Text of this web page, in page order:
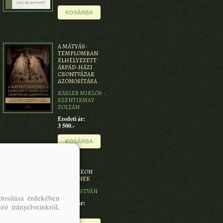
KOSÁRBA
A MÁTYÁS-
TEMPLOMBAN
ELHELYEZETT
ÁRPÁD-HÁZI
CSONTVÁZAK
AZONOSÍTÁSA
KÁSLER MIKLÓS -
SZENTIRMAY
ZOLTÁN
Eredeti ár:
3 500.-
KOSÁRBA
ÖRÖMAJKON
ÖRÖMÉNEK
OROSZ ISTVÁN
Eredeti ár:
4 400.-
érdekében
irányelveinkről,